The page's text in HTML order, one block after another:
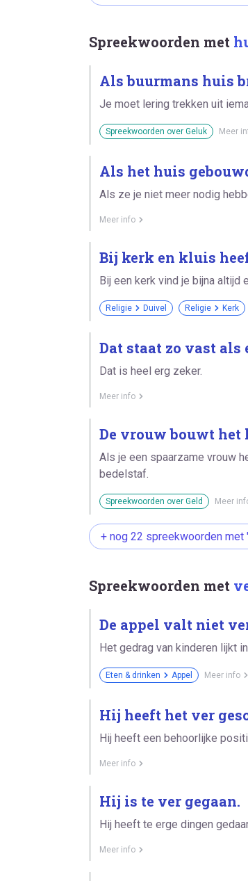
Spreekwoorden met
Als buurmans huis
Je moet lering trekken uit
Spreekwoorden over Geluk Meer
Als het huis
Als ze je niet meer nodig
Meer info
Bij kerk en kluis
Bij een kerk vind je bijna altijd
Religie Duivel Religie Kerk
Dat staat zo vast als
Dat is heel erg zeker.
Meer info
De vrouw bouwt
Als je een spaarzame vrouw
bedelstaf.
Spreekwoorden over Geld Meer
+ nog 22 spreekwoorden met
Spreekwoorden met
De appel valt niet
Het gedrag van kinderen lijkt
Eten & drinken Appel Meer info
Hij heeft het ver
Hij heeft een behoorlijke
Meer info
Hij is te ver gegaan.
Hij heeft te erge dingen
Meer info